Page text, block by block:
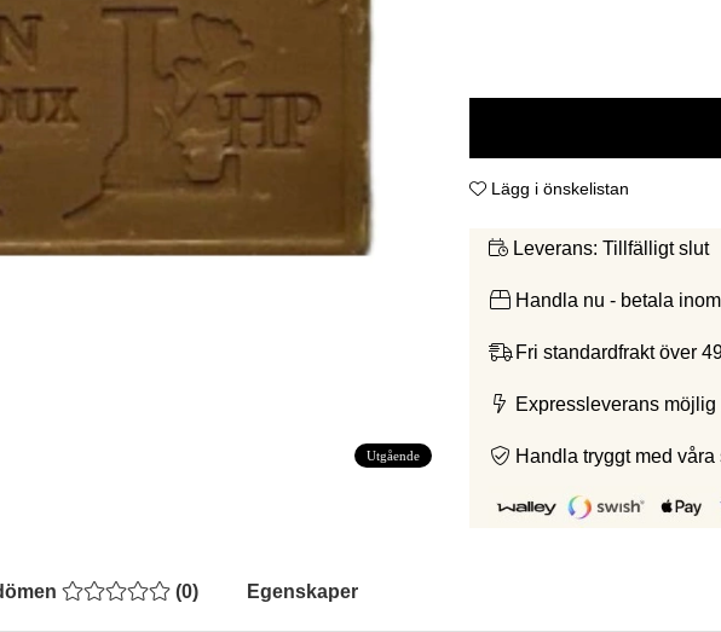
Utgående
Lägg i önskelistan
Leverans: Tillfälligt slut
Handla nu - betala
Fri standardfrakt över
Expressleverans möjlig
Handla tryggt med
(0) Egenskaper